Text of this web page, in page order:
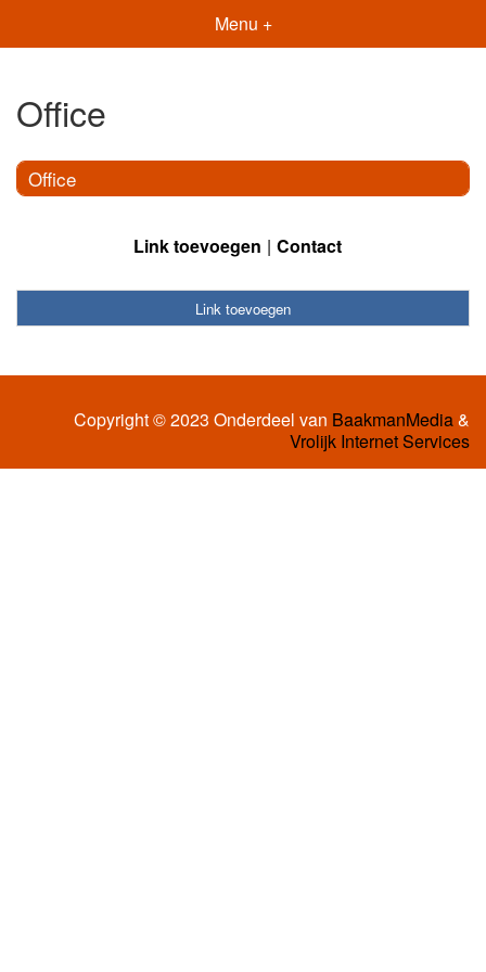
Menu +
Office
Office
Link toevoegen Contact
Link toevoegen
Copyright © 2023 Onderdeel van BaakmanMedia&
Vrolijk Internet Services